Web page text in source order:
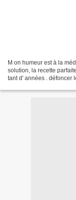
M on humeur est à la
solution, la recette
tant d' années . défoncer